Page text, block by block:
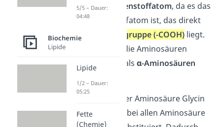
auch dasα-Kohlenstoffatom, da es das
erste Kohlenstoffatom ist, das direkt
an der
Carboxylgruppe (-COOH)liegt.
Du bezeichnest die Aminosäuren
deswegen auch als α-Aminosäuren
Mit Ausnahme der Aminosäure Glycin
ist das α-C-Atom bei allen Aminosäure
5/5 – Dauer:
04:48
Biochemie
Lipide
Lipide
1/2 – Dauer:
05:25
Fette
(Chemie)